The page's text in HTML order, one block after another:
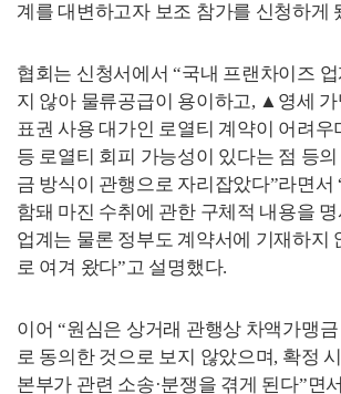
계를 대변하고자 보조 참가를 신청하게
협회는 신청서에서“국내 프랜차이즈
지 않아 물류공급이 용이하고, ▲ 영세
표권 사용 대가인 로열티 계약이 어려우
등 로열티 회피 가능성이 있다는 점 등
금 방식이 관행으로 자리잡았다”라면서
함돼 마진 수취에 관한 구체적 내용을
업계는 물론 정부도 계약서에 기재하지
로 여겨 왔다”고 설명했다.
이어“원심은 상거래 관행상 차액가맹
로 동의한 것으로 보지 않았으며, 확정
본부가 관련 소송·분쟁을 겪게 된다”면서